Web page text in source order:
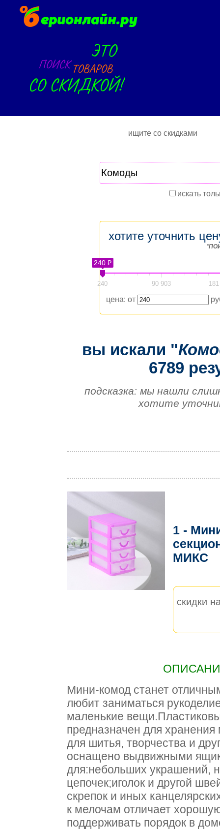
ищите со скидками
искать
хотите уточнить
"
240 ₽
240 90 903
цена: от
вы искали "
6789
подсказка: мы нашли
хотите
1 -
МИКС
скидки
Мини-комод станет
любит заниматься
маленькие
предназначен для
для шитья, творчества и
оснащено выдвижными
для:небольших украшений,
цепочек;иголок и другой
скрепок и иных
к мелочам отличает
поддерживать порядок в